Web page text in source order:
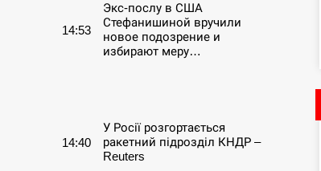
14:53
Экс-послу в США
Стефанишиной вручили
новое подозрение и
избирают меру…
14:40
У Росії розгортається
ракетний підрозділ КНДР –
Reuters